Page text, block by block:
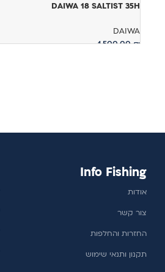
DAIWA 18 SALTIST 35H
DAIWA
1,500.00₪
Info Fishing
אודות
צור קשר
החזרות והחלפות
תקנון ותנאי שימוש